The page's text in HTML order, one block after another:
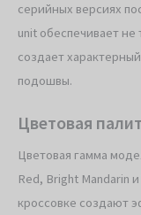
серийных версиях
unit обеспечивает
создает
подошвы.
Цветовая
Цветовая гамма
Red, Bright Mandarin
кроссовке создают